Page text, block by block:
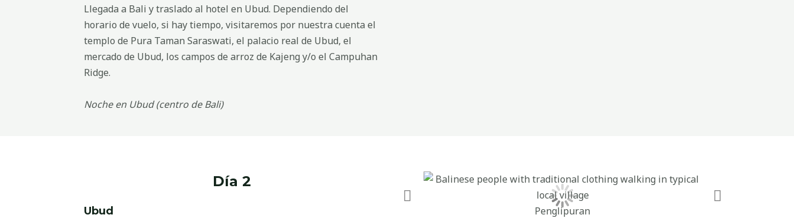
Llegada a Bali y traslado al hotel en Ubud. Dependiendo del
horario de vuelo, si hay tiempo, visitaremos por nuestra cuenta el
templo de Pura Taman Saraswati, el palacio real de Ubud, el
mercado de Ubud, los campos de arroz de Kajeng y/o el Campuhan
Ridge.
Noche en Ubud (centro de Bali)
Día 2
Ubud
Penglipuran